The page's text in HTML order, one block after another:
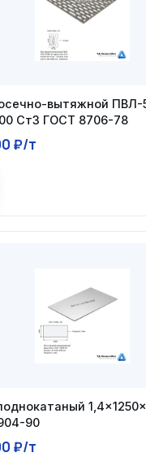
вытяжной ПВЛ-
Ст3 ГОСТ 8706-78
₽/т
90
₽/т